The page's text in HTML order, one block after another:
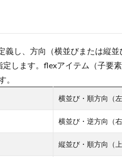
義し、方向（横並びまたは縦
します。flexアイテム（子要
。
横並び・順方向（左
横並び・逆方向（右
縦並び・順方向（上